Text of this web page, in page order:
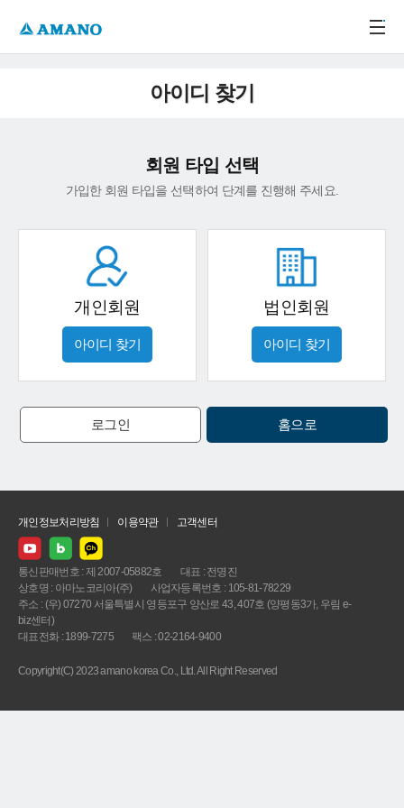
아이디 찾기
회원 타입 선택
가입한 회원 타입을 선택하여 단계를 진행해 주세요.
개인회원
아이디 찾기
법인회원
아이디 찾기
로그인 홈으로
개인정보처리방침 이용약관 고객센터
통신판매번호 : 제 2007-05882호
대표 : 전명진
상호명 : 아마노코리아(주)
사업자등록번호 : 105-81-78229
주소 : (우) 07270 서울특별시 영등포구 양산로 43, 407호 (양평동3가, 우림 e-
biz센터)
대표전화 : 1899-7275
팩스 : 02-2164-9400
Copyright(C) 2023 amano korea Co., Ltd. All Right Reserved